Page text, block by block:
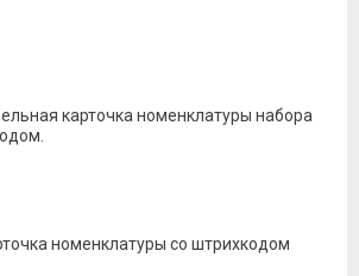
карточка номенклатуры набора
номенклатуры со штрихкодом